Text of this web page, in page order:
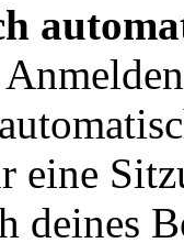
eine
deines